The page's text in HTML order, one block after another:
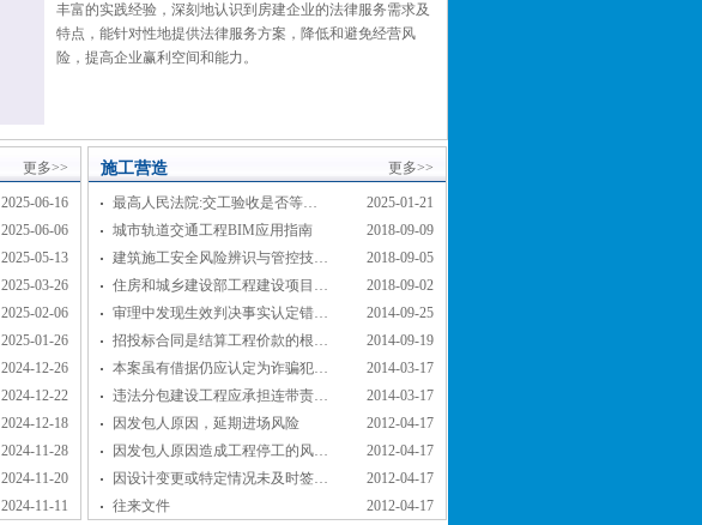
丰富的实践经验，深刻地认识到房建企业的法律服务需求及
特点，能针对性地提供法律服务方案，降低和避免经营风
险，提高企业赢利空间和能力。
更多>>
2025-06-16
2025-06-06
2025-05-13
2025-03-26
2025-02-06
2025-01-26
2024-12-26
2024-12-22
2024-12-18
2024-11-28
2024-11-20
2024-11-11
更多>>
施工营造
2025-01-21
最高人民法院:交工验收是否等…
2018-09-09
城市轨道交通工程BIM应用指南
2018-09-05
建筑施工安全风险辨识与管控技…
2018-09-02
住房和城乡建设部工程建设项目…
2014-09-25
审理中发现生效判决事实认定错…
2014-09-19
招投标合同是结算工程价款的根…
2014-03-17
本案虽有借据仍应认定为诈骗犯…
2014-03-17
违法分包建设工程应承担连带责…
2012-04-17
因发包人原因，延期进场风险
2012-04-17
因发包人原因造成工程停工的风…
2012-04-17
因设计变更或特定情况未及时签…
2012-04-17
往来文件